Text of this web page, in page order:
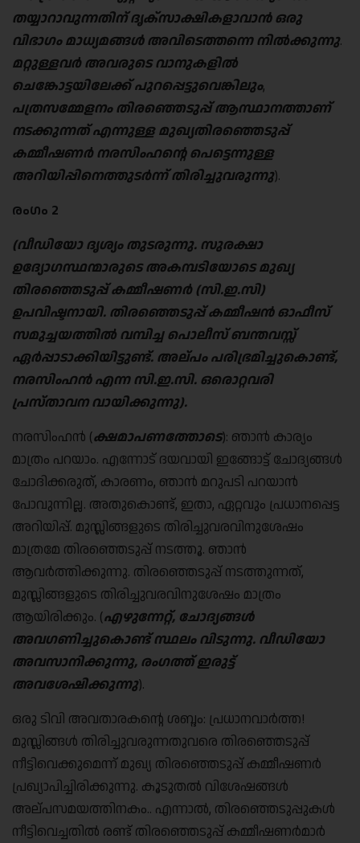
തയ്യാറാവുന്നതിന് ദൃക്‌‌സാക്ഷികളാവാൻ ഒരു
വിഭാഗം മാധ്യമങ്ങൾ അവിടെത്തന്നെ നിൽക്കുന്നു.
മറ്റുള്ളവർ അവരുടെ വാനുകളിൽ
ചെങ്കോട്ടയിലേക്ക് പുറപ്പെട്ടുവെങ്കിലും,
പത്രസമ്മേളനം തിരഞ്ഞെടുപ്പ് ആസ്ഥാനത്താണ്
നടക്കുന്നത് എന്നുള്ള മുഖ്യതിരഞ്ഞെടുപ്പ്
കമ്മീഷണർ നരസിംഹന്റെ പെട്ടെന്നുള്ള
അറിയിപ്പിനെത്തുടർന്ന് തിരിച്ചുവരുന്നു).
രംഗം 2
(വീഡിയോ ദൃശ്യം തുടരുന്നു. സുരക്ഷാ
ഉദ്യോഗസ്ഥന്മാരുടെ അകമ്പടിയോടെ മുഖ്യ
തിരഞ്ഞെടുപ്പ് കമ്മീഷണർ (സി.ഇ.സി)
ഉപവിഷ്ടനായി. തിരഞ്ഞെടുപ്പ് കമ്മീഷൻ ഓഫീസ്
സമുച്ചയത്തിൽ വമ്പിച്ച പൊലീസ് ബന്തവസ്സ്
ഏർപ്പാടാക്കിയിട്ടുണ്ട്. അല്പം പരിഭ്രമിച്ചുകൊണ്ട്,
നരസിംഹൻ എന്ന സി.ഇ.സി. ഒരൊറ്റവരി
പ്രസ്താവന വായിക്കുന്നു).
നരസിംഹൻ (ക്ഷമാപണത്തോടെ): ഞാൻ കാര്യം
മാത്രം പറയാം. എന്നോട് ദയവായി ഇങ്ങോട്ട് ചോദ്യങ്ങൾ
ചോദിക്കരുത്, കാരണം, ഞാൻ മറുപടി പറയാൻ
പോവുന്നില്ല. അതുകൊണ്ട്, ഇതാ, ഏറ്റവും പ്രധാനപ്പെട്ട
അറിയിപ്പ്. മുസ്ലിങ്ങളുടെ തിരിച്ചുവരവിനുശേഷം
മാത്രമേ തിരഞ്ഞെടുപ്പ് നടത്തൂ. ഞാൻ
ആവർത്തിക്കുന്നു. തിരഞ്ഞെടുപ്പ് നടത്തുന്നത്,
മുസ്ലിങ്ങളുടെ തിരിച്ചുവരവിനുശേഷം മാത്രം
ആയിരിക്കും. (എഴുന്നേറ്റ്, ചോദ്യങ്ങൾ
അവഗണിച്ചുകൊണ്ട് സ്ഥലം വിടുന്നു. വീഡിയോ
അവസാനിക്കുന്നു, രംഗത്ത്ഇരുട്ട്
അവശേഷിക്കുന്നു).
ഒരു ടിവി അവതാരകന്റെ ശബ്ദം: പ്രധാനവാർത്ത!
മുസ്ലിങ്ങൾ തിരിച്ചുവരുന്നതുവരെ തിരഞ്ഞെടുപ്പ്
നീട്ടിവെക്കുമെന്ന് മുഖ്യ തിരഞ്ഞെടുപ്പ് കമ്മീഷണർ
പ്രഖ്യാപിച്ചിരിക്കുന്നു. കൂടുതൽ വിശേഷങ്ങൾ
അല്പസമയത്തിനകം.. എന്നാൽ, തിരഞ്ഞെടുപ്പുകൾ
നീട്ടിവെച്ചതിൽ രണ്ട് തിരഞ്ഞെടുപ്പ് കമ്മീഷണർമാർ